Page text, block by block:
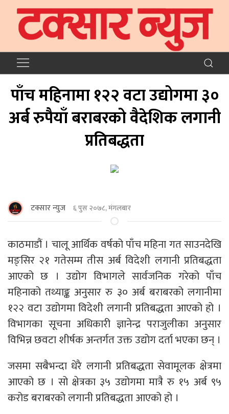
पाँच महिनामा १२२ वटा उद्योगमा ३०
अर्ब रुपैयाँ बराबरको वैदेशिक लगानी
प्रतिबद्धता
टक्सार न्युज ६ पुस २०७८, मंगलबार
काठमाडौं । चालू आर्थिक वर्षको पाँच महिना गत साउनदेखि
मङ्सिर २१ गतेसम्म तीस अर्ब विदेशी लगानी प्रतिबद्धता
आएको छ । उद्योग विभागले सार्वजनिक गरेको पाँच
महिनाको तथ्याङ्क अनुसार रु ३० अर्ब बराबरको लगानीमा
१२२ वटा उद्योगमा विदेशी लगानी प्रतिबद्धता आएको हो ।
विभागका सूचना अधिकारी ज्ञानेन्द्र पराजुलीका अनुसार
विभिन्न छवटा शीर्षक अन्तर्गत उक्त उद्योग दर्ता भएका छन् ।
जसमा सबैभन्दा धेरै लगानी प्रतिबद्धता सेवामूलक क्षेत्रमा
आएको छ । सो क्षेत्रका ३५ उद्योगमा मात्रै रु १५ अर्ब ९५
करोड बराबरको लगानी प्रतिबद्धता आएको हो ।